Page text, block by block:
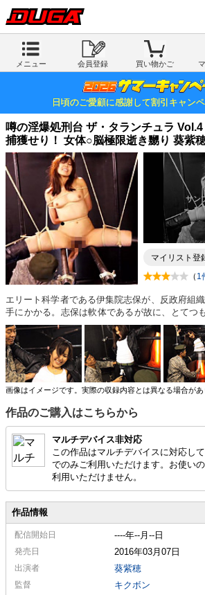
メニュー 会員登録 買い物かご
日頃のご愛顧に感謝して割引キャン
噂の淫爆処刑台 ザ・タランチュラ
捕獲せり！ 女体○脳極限逝き嬲り 葵紫
マイリスト登
（ 1
エリート科学者である伊集院志保が、反政府組
手にかかる。志保は軟体であるが故に、とてつ
穴をパックリさせられてしまう。高学歴の女の
はこの上ないご褒美である。そして、タランチ
女を深淵なる悦楽に導く。志保は果たして淫
か！？
画像はイメージです。実際の収録内容とは異なる場合があ
作品のご購入はこちらから
マルチデバイス非対応
この作品はマルチデバイスに対応し
でのみご利用いただけます。お使い
利用いただけません。
作品情報
配信開始日 ----年--月--日
発売日 2016年03月07日
出演者 葵紫穂
監督 キクボン